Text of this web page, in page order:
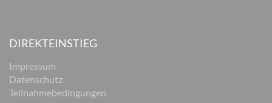
DIREKTEINSTIEG
Impressum
Datenschutz
Teilnahmebedingungen